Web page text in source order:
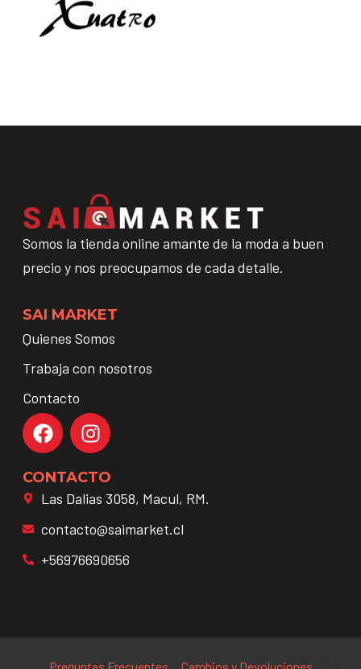
Somos la tienda online amante de la moda a buen
precio y nos preocupamos de cada detalle.
SAI MARKET
Quienes Somos
Trabaja con nosotros
Contacto
CONTACTO
Las Dalias 3058, Macul, RM.
contacto@saimarket.cl
+56976690656